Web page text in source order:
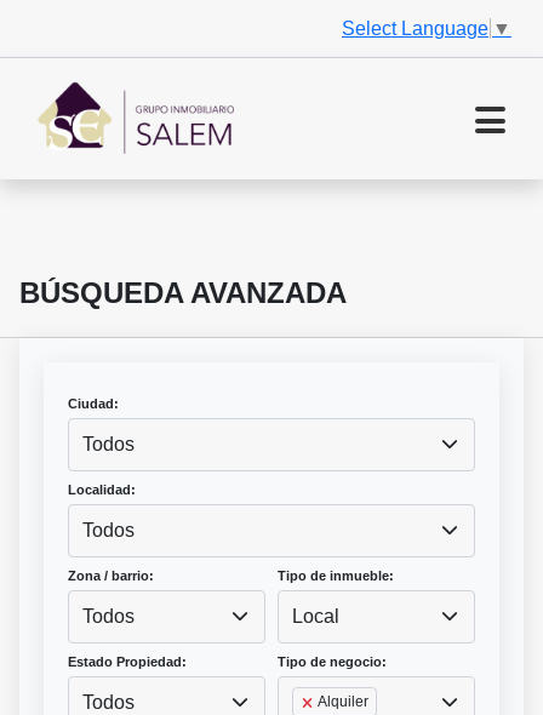
Select Language ▼
BÚSQUEDA AVANZADA
Ciudad:
Todos
Localidad:
Todos
Zona / barrio:
Todos
Tipo de inmueble:
Local
Estado Propiedad:
Todos
Tipo de negocio:
Alquiler